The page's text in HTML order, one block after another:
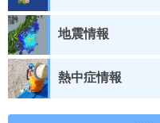
地震情報
熱中症情報